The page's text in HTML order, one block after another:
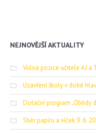
NEJNOVĚJŠÍ AKTUALITY
Volná pozice učitele AJ a
Uzavření školy v době
Dotační program „Obědy
Sběr papíru a víček 9. 6.